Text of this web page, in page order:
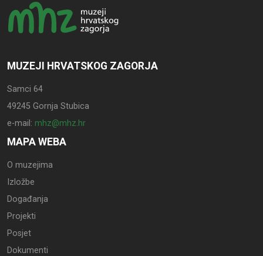
MUZEJI HRVATSKOG ZAGORJA
Samci 64
49245 Gornja Stubica
e-mail: mhz@mhz.hr
MAPA WEBA
O muzejima
Izložbe
Događanja
Projekti
Posjet
Dokumenti